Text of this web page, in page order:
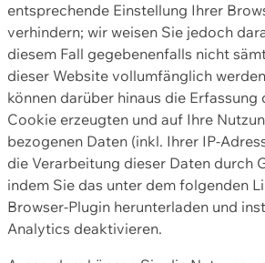
entsprechende Einstellung Ihrer
verhindern; wir weisen Sie jedoch
diesem Fall gegebenenfalls nicht
dieser Website vollumfänglich
können darüber hinaus die Erfassung
Cookie erzeugten und auf Ihre
bezogenen Daten (inkl. Ihrer IP-
die Verarbeitung dieser Daten durch
indem Sie das unter dem folgenden
Browser-Plugin herunterladen und
Analytics deaktivieren.